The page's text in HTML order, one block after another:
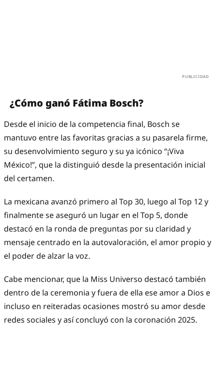
¿Cómo ganó Fátima Bosch?
Desde el inicio de la competencia final, Bosch se
mantuvo entre las favoritas gracias a su pasarela firme,
su desenvolvimiento seguro y su ya icónico “¡Viva
México!”, que la distinguió desde la presentación inicial
del certamen.
La mexicana avanzó primero al Top 30, luego al Top 12 y
finalmente se aseguró un lugar en el Top 5, donde
destacó en la ronda de preguntas por su claridad y
mensaje centrado en la autovaloración, el amor propio y
el poder de alzar la voz.
Cabe mencionar, que la Miss Universo destacó también
dentro de la ceremonia y fuera de ella ese amor a Dios e
incluso en reiteradas ocasiones mostró su amor desde
redes sociales y así concluyó con la coronación 2025.